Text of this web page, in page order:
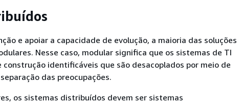
e apoiar a capacidade de evolução, a maioria das soluções
Nesse caso, modular significa que os sistemas de TI
construção identificáveis que são desacoplados por meio de
das preocupações.
os sistemas distribuídos devem ser sistemas